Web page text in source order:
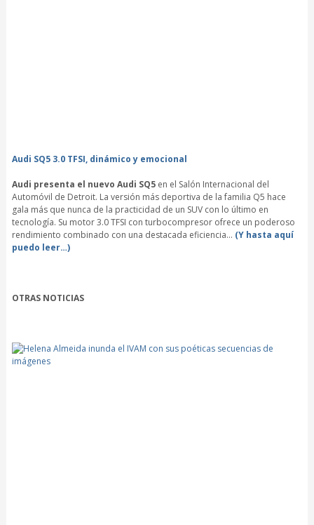
Audi SQ5 3.0 TFSI, dinámico y emocional
Audi presenta el nuevo Audi SQ5en el Salón Internacional del
Automóvil de Detroit. La versión más deportiva de la familia Q5 hace
gala más que nunca de la practicidad de un SUV con lo último en
tecnología. Su motor 3.0 TFSI con turbocompresor ofrece un poderoso
rendimiento combinado con una destacada eficiencia… (Y hasta aquí
puedo leer…)
OTRAS NOTICIAS